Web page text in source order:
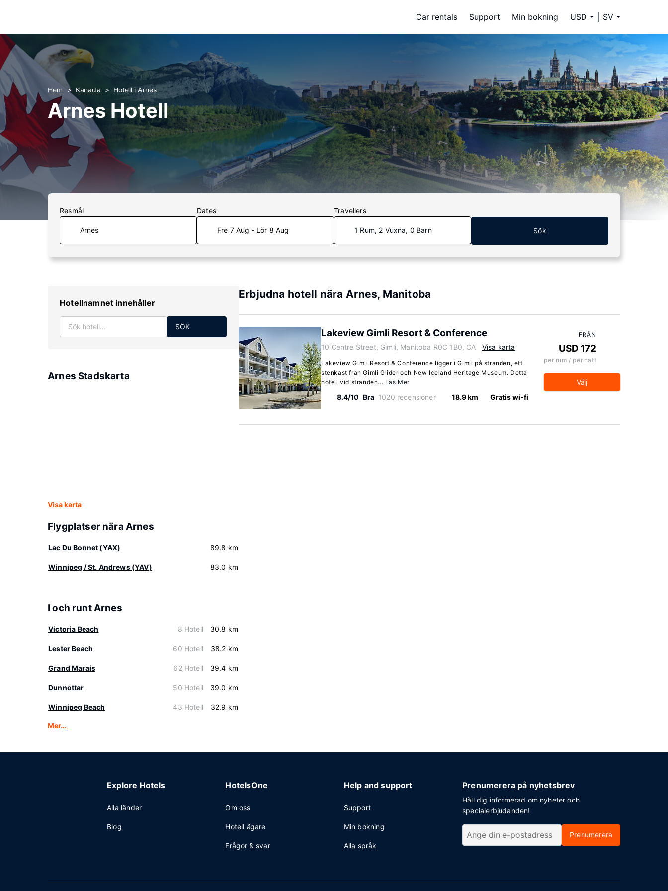
Car rentals Support Min bokning USD SV
Hem Kanada Hotell i Arnes
Arnes Hotell
Resmål Dates
Fre 7 Aug - Lör 8 Aug
Travellers
1 Rum, 2 Vuxna, 0 Barn Sök
Hotellnamnet innehåller
SÖK
Arnes Stadskarta
Visa karta
Flygplatser nära Arnes
Lac Du Bonnet (YAX) 89.8 km
Winnipeg / St. Andrews (YAV) 83.0 km
I och runt Arnes
Victoria Beach 8 Hotell 30.8 km
Lester Beach 60 Hotell 38.2 km
Grand Marais 62 Hotell 39.4 km
Dunnottar 50 Hotell 39.0 km
Winnipeg Beach 43 Hotell 32.9 km
Mer…
Erbjudna hotell nära Arnes, Manitoba
Lakeview Gimli Resort & Conference
10 Centre Street, Gimli, Manitoba R0C 1B0, CA Visa karta
Lakeview Gimli Resort & Conference ligger i Gimli på stranden, ett
stenkast från Gimli Glider och New Iceland Heritage Museum. Detta
hotell vid stranden... Läs Mer
8.4/10 Bra 1020 recensioner 18.9 km Gratis wi-fi
FRÅN
USD 172
per rum / per natt
Välj
Explore Hotels
Alla länder
Blog
HotelsOne
Om oss
Hotell ägare
Frågor & svar
Help and support
Support
Min bokning
Alla språk
Prenumerera på nyhetsbrev
Håll dig informerad om nyheter och
specialerbjudanden!
Prenumerera